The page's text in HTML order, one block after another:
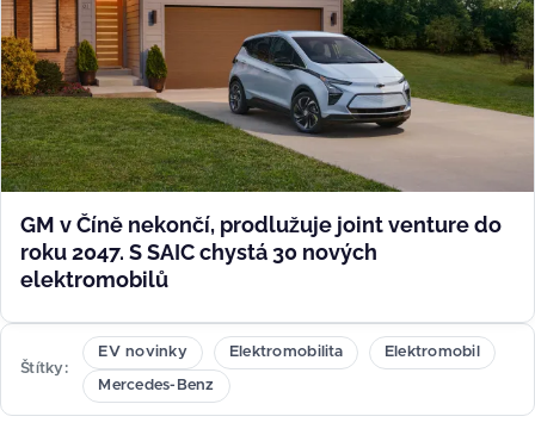
GM v Číně nekončí, prodlužuje joint venture do
roku 2047. S SAIC chystá 30 nových
elektromobilů
Štítky
EV novinky Elektromobilita Elektromobil
Mercedes-Benz